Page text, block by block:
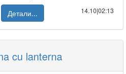
Детали...
14.10|02:13
cu lanterna